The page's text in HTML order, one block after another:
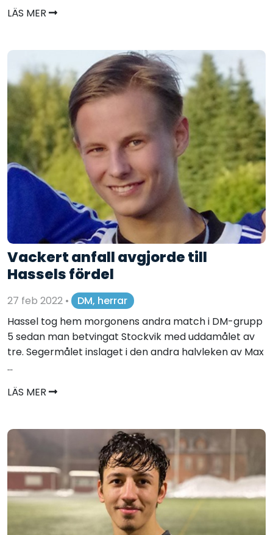
LÄS MER
Vackert anfall avgjorde till
Hassels fördel
27 feb 2022 •
DM, herrar
Hassel tog hem morgonens andra match i DM-grupp
5 sedan man betvingat Stockvik med uddamålet av
tre. Segermålet inslaget i den andra halvleken av Max
...
LÄS MER